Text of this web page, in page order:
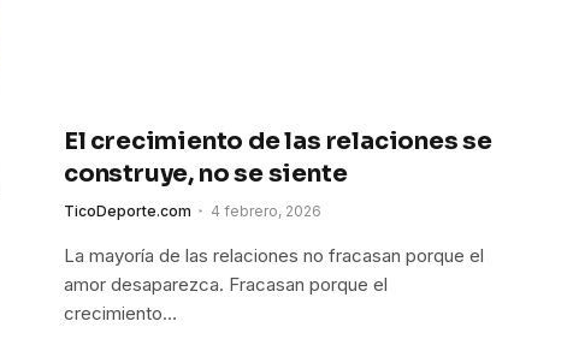
El crecimiento de las relaciones se
construye, no se siente
TicoDeporte.com 4 febrero, 2026
La mayoría de las relaciones no fracasan porque el
amor desaparezca. Fracasan porque el
crecimiento…